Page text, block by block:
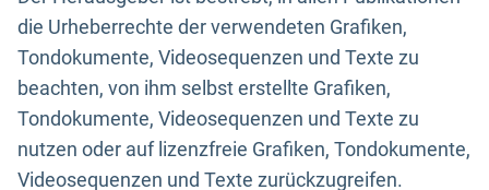
die Urheberrechte der verwendeten Grafiken,
Tondokumente, Videosequenzen und Texte zu
beachten, von ihm selbst erstellte Grafiken,
Tondokumente, Videosequenzen und Texte zu
nutzen oder auf lizenzfreie Grafiken, Tondokumente,
Videosequenzen und Texte zurückzugreifen.